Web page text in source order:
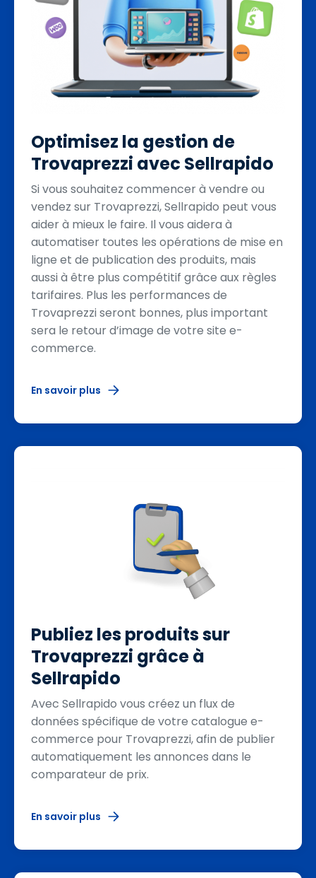
Optimisez la gestion de
Trovaprezzi avec Sellrapido
Si vous souhaitez commencer à vendre ou
vendez sur Trovaprezzi, Sellrapido peut vous
aider à mieux le faire. Il vous aidera à
automatiser toutes les opérations de mise en
ligne et de publication des produits, mais
aussi à être plus compétitif grâce aux règles
tarifaires. Plus les performances de
Trovaprezzi seront bonnes, plus important
sera le retour d’image de votre site e-
commerce.
En savoir plus
Publiez les produits sur
Trovaprezzi grâce à
Sellrapido
Avec Sellrapido vous créez un flux de
données spécifique de votre catalogue e-
commerce pour Trovaprezzi, afin de publier
automatiquement les annonces dans le
comparateur de prix.
En savoir plus